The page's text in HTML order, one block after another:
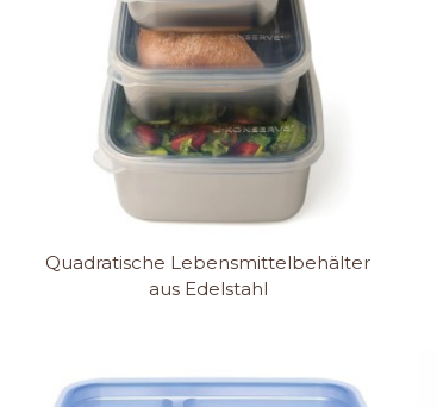
Quadratische Lebensmittelbehälter
aus Edelstahl